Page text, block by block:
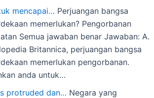
mencapai… Perjuangan bangsa
memerlukan? Pengorbanan
Semua jawaban benar Jawaban: A.
Britannica, perjuangan bangsa
memerlukan pengorbanan.
anda untuk…
protruded dan… Negara yang